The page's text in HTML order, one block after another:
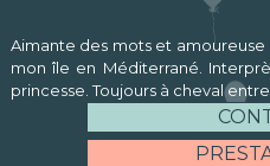
Aimante des mots et amoureuse
mon île en Méditerrané.
princesse. Toujours à cheval